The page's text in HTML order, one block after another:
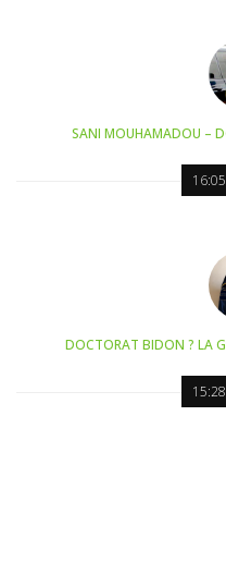
16:05
SANI MOUHAMADOU –
15:28
DOCTORAT BIDON ? LA